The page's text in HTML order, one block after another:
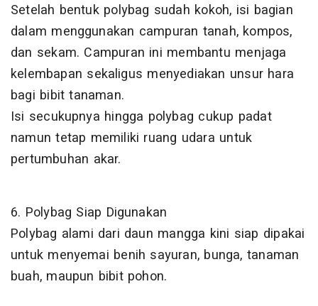
Setelah bentuk polybag sudah kokoh, isi bagian
dalam menggunakan campuran tanah, kompos,
dan sekam. Campuran ini membantu menjaga
kelembapan sekaligus menyediakan unsur hara
bagi bibit tanaman.
Isi secukupnya hingga polybag cukup padat
namun tetap memiliki ruang udara untuk
pertumbuhan akar.
6. Polybag Siap Digunakan
Polybag alami dari daun mangga kini siap dipakai
untuk menyemai benih sayuran, bunga, tanaman
buah, maupun bibit pohon.